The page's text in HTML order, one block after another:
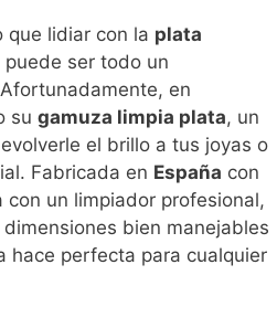
que lidiar con la plata
puede ser todo un
en
su gamuza limpia plata, un
el brillo a tus joyas o
Fabricada en España con
con un limpiador profesional,
bien manejables
hace perfecta para cualquier